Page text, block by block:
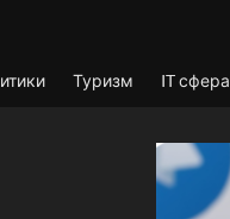
Туризм IT сфера